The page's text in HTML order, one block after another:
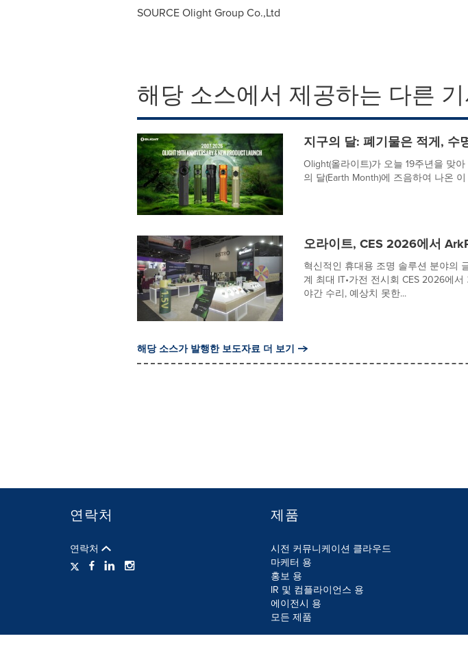
SOURCE Olight Group Co.,Ltd
해당 소스에서 제공하는 다른
지구의 달: 폐기물은 적게, 수
Olight(올라이트)가 오늘 19주년을 맞
의 달(Earth Month)에 즈음하여 나온
오라이트, CES 2026에서
혁신적인 휴대용 조명 솔루션 분야의
계 최대 IT•가전 전시회 CES 2026에
야간 수리, 예상치 못한...
해당 소스가 발행한 보도자료 더 보기
연락처
연락처
제품
시전 커뮤니케이션 클라우드
마케터 용
홍보 용
IR 및 컴플라이언스 용
에이전시 용
모든 제품